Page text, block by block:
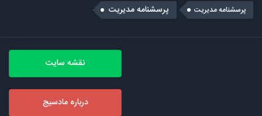
پرسشنامه مديريت پرسشنامه مدیریت
نقشه سایت
درباره مادسیج